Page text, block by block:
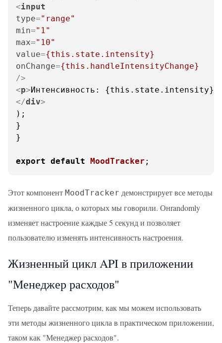
<input
type="range"
min="1"
max="10"
value={this.state.intensity}
onChange={this.handleIntensityChange}
/>
<p>Интенсивность: {this.state.intensity}
</div>
);
}
}
export default MoodTracker ;
Этот компонент MoodTracker демонстрирует все методы
жизненного цикла, о которых мы говорили. Онrandomly
изменяет настроение каждые 5 секунд и позволяет
пользователю изменять интенсивность настроения.
Жизненный цикл API в приложении
"Менеджер расходов"
Теперь давайте рассмотрим, как мы можем использовать
эти методы жизненного цикла в практическом приложении,
таком как "Менеджер расходов".